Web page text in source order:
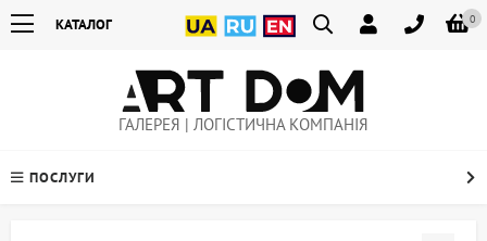
0
КАТАЛОГ
ГАЛЕРЕЯ | ЛОГІСТИЧНА КОМПАНІЯ
ПОСЛУГИ